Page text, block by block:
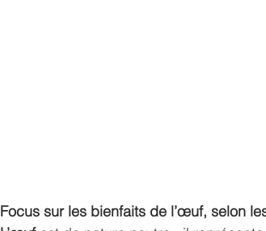
Focus sur les bienfaits de l’œuf, selon